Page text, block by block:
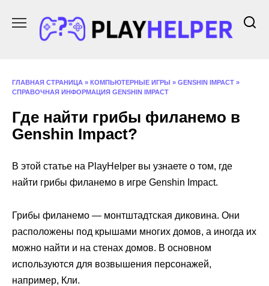
содержанию
ГЛАВНАЯ СТРАНИЦА » КОМПЬЮТЕРНЫЕ ИГРЫ » GENSHIN IMPACT »
СПРАВОЧНАЯ ИНФОРМАЦИЯ GENSHIN IMPACT
Где найти грибы филанемо в
Genshin Impact?
В этой статье на PlayHelper вы узнаете о том, где
найти грибы филанемо в игре Genshin Impact.
Грибы филанемо — монтштадтская диковина. Они
расположены под крышами многих домов, а иногда их
можно найти и на стенах домов. В основном
используются для возвышения персонажей,
например, Кли.